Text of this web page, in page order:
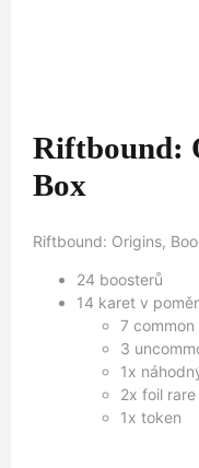
Riftbound:
Box
Riftbound: Origins,
24 boosterů
14 karet v
7 common
3
1x
2x foil rare
1x token